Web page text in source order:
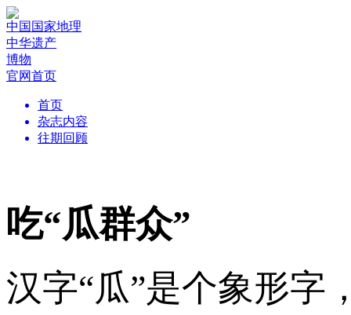
中国国家地理
中华遗产
博物
官网首页
首页
杂志内容
往期回顾
吃“瓜群众”
汉字“瓜”是个象形字